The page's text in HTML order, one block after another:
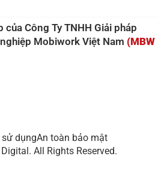
của Công Ty TNHH Giải pháp
Mobiwork Việt Nam (MBW
All Rights Reserved.
dụngAn toàn bảo mật